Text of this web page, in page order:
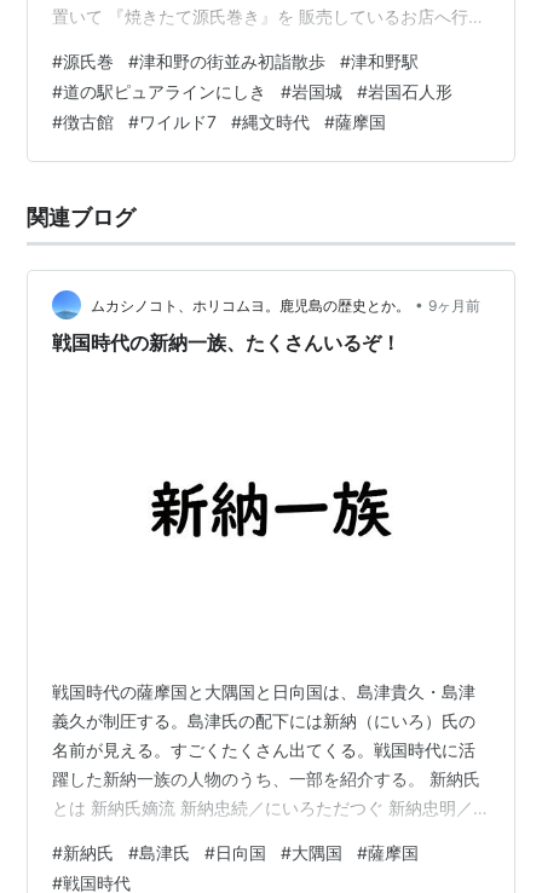
置いて 『焼きたて源氏巻き』を 販売しているお店へ行
行ってみる、 『今日は無いです』 なんやて〜？😡😡 焼
きたてでなかったら 普通のどら焼きかなぁ、 あきらめる
事とする😞 幻となった 焼きたて『源氏巻き』 (しまね観
光ナビ HPより) 津和野川をはさんで 人がいない、、 古
#源氏巻 #津和野の街並み初詣散歩 #津和野駅
#道の駅ピュアラインにしき #岩国城 #岩国石人形
#徴古館 #ワイルド7 #縄文時代 #薩摩国
関連ブログ
ムカシノコト、ホリコムヨ。鹿児島の歴史とか。 • 9ヶ月前
戦国時代の新納一族、たくさんいるぞ！
戦国時代の薩摩国と大隅国と日向国は、島津貴久・島津
義久が制圧する。島津氏の配下には新納（にいろ）氏の
名前が見える。すごくたくさん出てくる。戦国時代に活
躍した新納一族の人物のうち、一部を紹介する。 新納氏
とは 新納氏嫡流 新納忠続／にいろただつぐ 新納忠明／
いろただかつ 新納忠茂／にいろただしげ 新納武久／にい
#新納氏 #島津氏 #日向国 #大隅国 #薩摩国
#戦国時代